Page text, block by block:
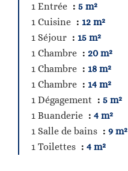
1 Entrée
5 m²
1 Cuisine
12 m²
1 Séjour
15 m²
1 Chambre
20 m²
1 Chambre
18 m²
1 Chambre
14 m²
1 Dégagement
5 m²
1 Buanderie
4 m²
1 Salle de bains
9 m²
1 Toilettes
4 m²